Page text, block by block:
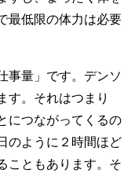
最低限の体力は必要
事量」です。デンソ
す。それはつまり
につながってくるの
のように２時間ほど
こともあります。そ